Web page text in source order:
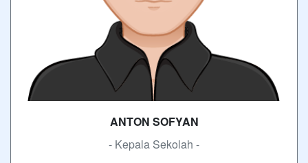
ANTON SOFYAN
- Kepala Sekolah -